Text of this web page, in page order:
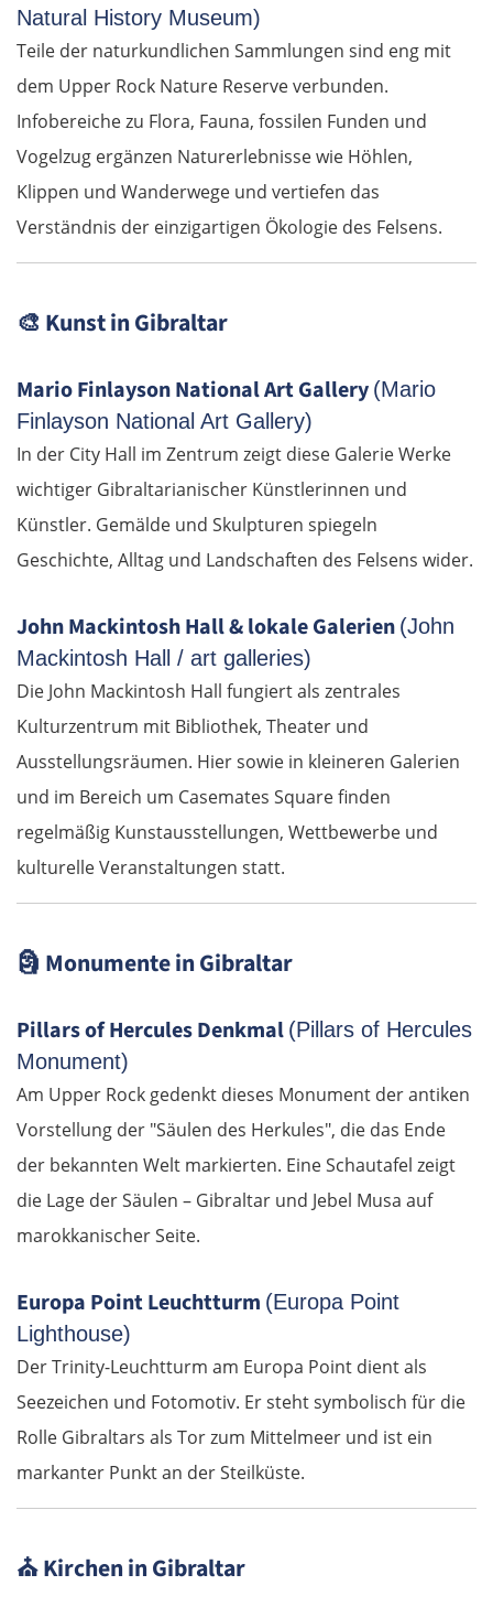
Natural History Museum)
Teile der naturkundlichen Sammlungen sind eng mit
dem Upper Rock Nature Reserve verbunden.
Infobereiche zu Flora, Fauna, fossilen Funden und
Vogelzug ergänzen Naturerlebnisse wie Höhlen,
Klippen und Wanderwege und vertiefen das
Verständnis der einzigartigen Ökologie des Felsens.
🎨 Kunst in Gibraltar
Mario Finlayson National Art Gallery (Mario
Finlayson National Art Gallery)
In der City Hall im Zentrum zeigt diese Galerie Werke
wichtiger Gibraltarianischer Künstlerinnen und
Künstler. Gemälde und Skulpturen spiegeln
Geschichte, Alltag und Landschaften des Felsens wider.
John Mackintosh Hall & lokale Galerien (John
Mackintosh Hall / art galleries)
Die John Mackintosh Hall fungiert als zentrales
Kulturzentrum mit Bibliothek, Theater und
Ausstellungsräumen. Hier sowie in kleineren Galerien
und im Bereich um Casemates Square finden
regelmäßig Kunstausstellungen, Wettbewerbe und
kulturelle Veranstaltungen statt.
🗿 Monumente in Gibraltar
Pillars of Hercules Denkmal (Pillars of Hercules
Monument)
Am Upper Rock gedenkt dieses Monument der antiken
Vorstellung der "Säulen des Herkules", die das Ende
der bekannten Welt markierten. Eine Schautafel zeigt
die Lage der Säulen – Gibraltar und Jebel Musa auf
marokkanischer Seite.
Europa Point Leuchtturm (Europa Point
Lighthouse)
Der Trinity-Leuchtturm am Europa Point dient als
Seezeichen und Fotomotiv. Er steht symbolisch für die
Rolle Gibraltars als Tor zum Mittelmeer und ist ein
markanter Punkt an der Steilküste.
⛪Kirchen in Gibraltar